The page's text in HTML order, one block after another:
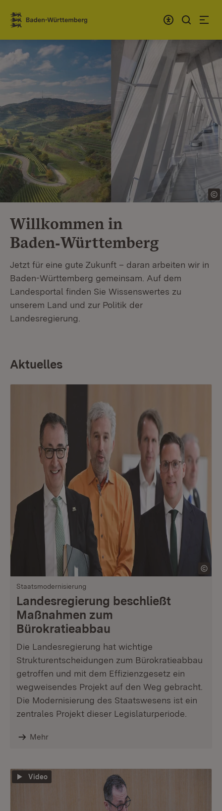
Zum Inhalt springen
Link zur Startseite
Willkommen in
Baden‑Württemberg
Jetzt für eine gute Zukunft – daran arbeiten wir in
Baden-Württemberg gemeinsam. Auf dem
Landesportal finden Sie Wissenswertes zu
unserem Land und zur Politik der
Landesregierung.
Aktuelles
Staatsmodernisierung
Landesregierung beschließt
Maßnahmen zum
Bürokratieabbau
Die Landesregierung hat wichtige
Strukturentscheidungen zum Bürokratieabbau
getroffen und mit dem Effizienzgesetz ein
wegweisendes Projekt auf den Weg gebracht.
Die Modernisierung des Staatswesens ist ein
zentrales Projekt dieser Legislaturperiode.
Mehr
Video